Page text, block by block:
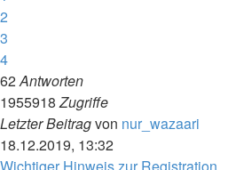
2
3
4
62Antworten
1955918Zugriffe
Letzter Beitragvon nur_wazaari
18.12.2019, 13:32